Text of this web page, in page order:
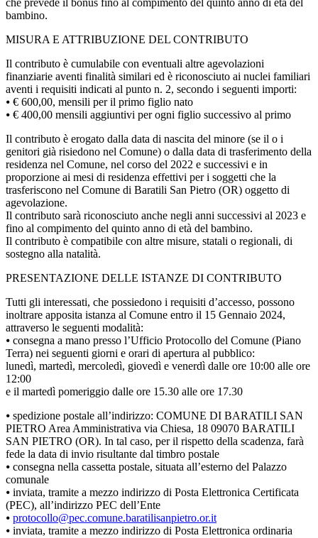
bambino.
MISURA E ATTRIBUZIONE DEL CONTRIBUTO
Il contributo è cumulabile con eventuali altre agevolazioni
finanziarie aventi finalità similari ed è riconosciuto ai nuclei familiari
aventi i requisiti indicati al punto n. 2, secondo i seguenti importi:
⦁ € 600,00, mensili per il primo figlio nato
⦁ € 400,00 mensili aggiuntivi per ogni figlio successivo al primo
Il contributo è erogato dalla data di nascita del minore (se il o i
genitori già risiedono nel Comune) o dalla data di trasferimento della
residenza nel Comune, nel corso del 2022 e successivi e in
proporzione ai mesi di residenza effettivi per i soggetti che la
trasferiscono nel Comune di Baratili San Pietro (OR) oggetto di
agevolazione.
Il contributo sarà riconosciuto anche negli anni successivi al 2023 e
fino al compimento del quinto anno di età del bambino.
Il contributo è compatibile con altre misure, statali o regionali, di
sostegno alla natalità.
PRESENTAZIONE DELLE ISTANZE DI CONTRIBUTO
Tutti gli interessati, che possiedono i requisiti d’accesso, possono
inoltrare apposita istanza al Comune entro il 15 Gennaio 2024,
attraverso le seguenti modalità:
⦁ consegna a mano presso l’Ufficio Protocollo del Comune (Piano
Terra) nei seguenti giorni e orari di apertura al pubblico:
lunedì, martedì, mercoledì, giovedì e venerdì dalle ore 10:00 alle ore
12:00
e il martedì pomeriggio dalle ore 15.30 alle ore 17.30
⦁ spedizione postale all’indirizzo: COMUNE DI BARATILI SAN
PIETRO Area Amministrativa via Chiesa, 18 09070 BARATILI
SAN PIETRO (OR). In tal caso, per il rispetto della scadenza, farà
fede la data di invio risultante dal timbro postale
⦁ consegna nella cassetta postale, situata all’esterno del Palazzo
comunale
⦁ inviata, tramite a mezzo indirizzo di Posta Elettronica Certificata
(PEC), all’indirizzo PEC dell’Ente
⦁ protocollo@pec.comune.baratilisanpietro.or.it
⦁ inviata, tramite a mezzo indirizzo di Posta Elettronica ordinaria